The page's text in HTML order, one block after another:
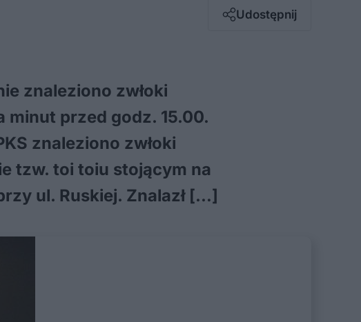
Udostępnij
Messenger
znaleziono zwłoki
minut przed godz. 15.00.
znaleziono zwłoki
tzw. toi toiu stojącym na
ul. Ruskiej. Znalazł […]